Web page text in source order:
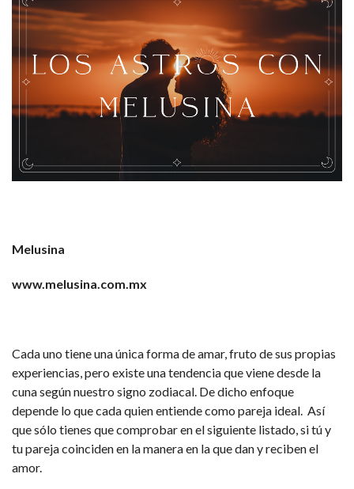
Melusina
www.melusina.com.mx
Cada uno tiene una única forma de amar, fruto de sus propias
experiencias, pero existe una tendencia que viene desde la
cuna según nuestro signo zodiacal. De dicho enfoque
depende lo que cada quien entiende como pareja ideal. Así
que sólo tienes que comprobar en el siguiente listado, si tú y
tu pareja coinciden en la manera en la que dan y reciben el
amor.